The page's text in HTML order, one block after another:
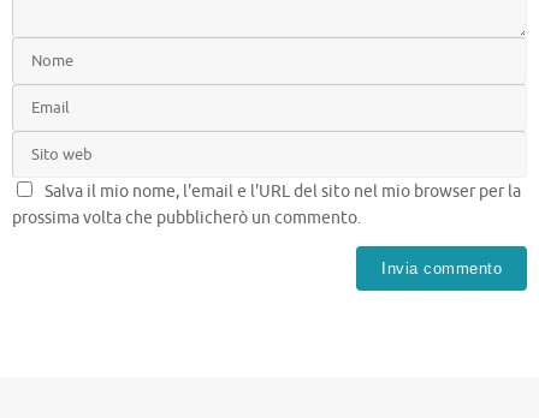
Salva il mio nome, l'email e l'URL del sito nel mio browser per la
prossima volta che pubblicherò un commento.